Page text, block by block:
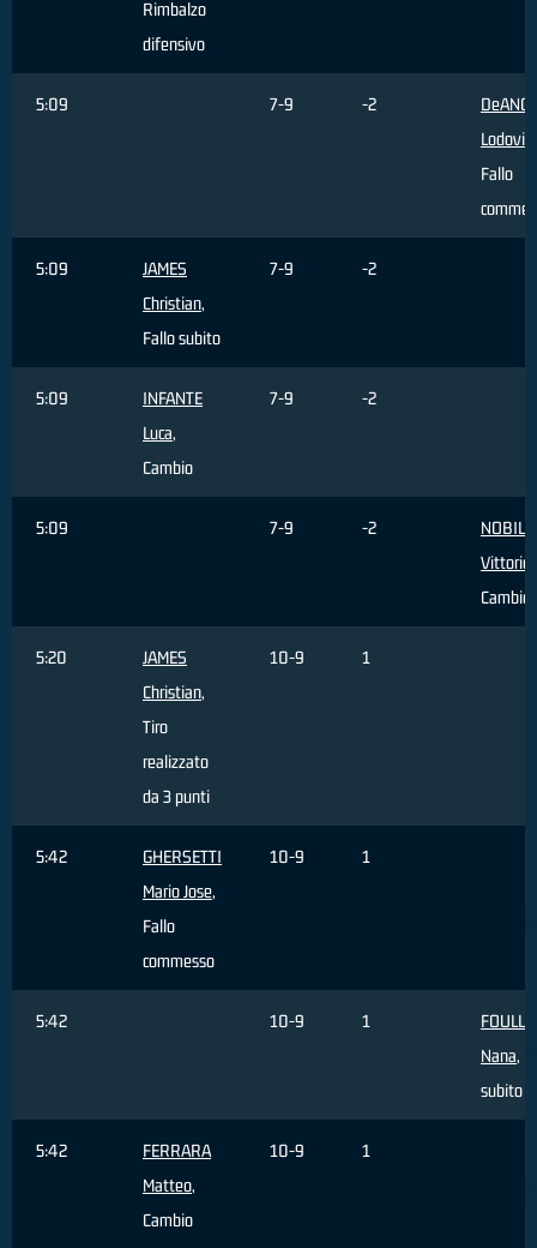
Rimbalzo
difensivo
5:09 7-9 -2
Fallo
5:09
JAMES
Christian,
Fallo subito
7-9 -2
5:09
INFANTE
Luca,
Cambio
7-9 -2
5:09 7-9 -2
NOBILE
Vittorio
Cambio
5:20
JAMES
Christian,
Tiro
realizzato
da 3 punti
10-9 1
5:42
GHERSETTI
Mario Jose,
Fallo
commesso
10-9 1
5:42 10-9 1
Nana,
subito
5:42
FERRARA
Matteo,
Cambio
10-9 1